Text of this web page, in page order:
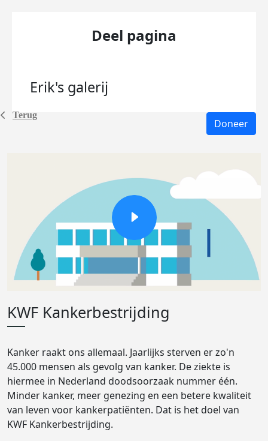
Terug
Deel pagina
Erik's galerij
Doneer
KWF Kankerbestrijding
Kanker raakt ons allemaal. Jaarlijks sterven er zo'n
45.000 mensen als gevolg van kanker. De ziekte is
hiermee in Nederland doodsoorzaak nummer één.
Minder kanker, meer genezing en een betere kwaliteit
van leven voor kankerpatiënten. Dat is het doel van
KWF Kankerbestrijding.